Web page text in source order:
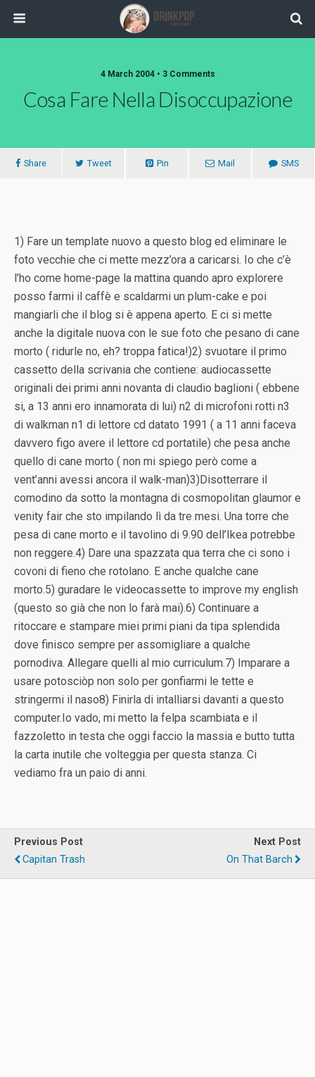
4 March 2004 • 3 Comments
Cosa Fare Nella Disoccupazione
Share Tweet Pin Mail SMS
1) Fare un template nuovo a questo blog ed eliminare le
foto vecchie che ci mette mezz’ora a caricarsi. Io che c’è
l’ho come home-page la mattina quando apro explorere
posso farmi il caffè e scaldarmi un plum-cake e poi
mangiarli che il blog si è appena aperto. E ci si mette
anche la digitale nuova con le sue foto che pesano di cane
morto ( ridurle no, eh? troppa fatica!)2) svuotare il primo
cassetto della scrivania che contiene: audiocassette
originali dei primi anni novanta di claudio baglioni ( ebbene
si, a 13 anni ero innamorata di lui) n2 di microfoni rotti n3
di walkman n1 di lettore cd datato 1991 ( a 11 anni faceva
davvero figo avere il lettore cd portatile) che pesa anche
quello di cane morto ( non mi spiego però come a
vent’anni avessi ancora il walk-man)3)Disotterrare il
comodino da sotto la montagna di cosmopolitan glaumor e
venity fair che sto impilando lì da tre mesi. Una torre che
pesa di cane morto e il tavolino di 9.90 dell’Ikea potrebbe
non reggere.4) Dare una spazzata qua terra che ci sono i
covoni di fieno che rotolano. E anche qualche cane
morto.5) guradare le videocassette to improve my english
(questo so già che non lo farà mai).6) Continuare a
ritoccare e stampare miei primi piani da tipa splendida
dove finisco sempre per assomigliare a qualche
pornodiva. Allegare quelli al mio curriculum.7) Imparare a
usare potosciòp non solo per gonfiarmi le tette e
stringermi il naso8) Finirla di intalliarsi davanti a questo
computer.Io vado, mi metto la felpa scambiata e il
fazzoletto in testa che oggi faccio la massia e butto tutta
la carta inutile che volteggia per questa stanza. Ci
vediamo fra un paio di anni.
Previous Post
Capitan Trash
Next Post
On That Barch